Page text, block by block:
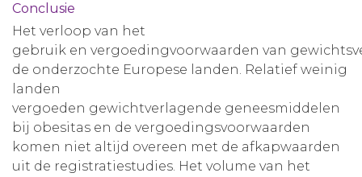
Conclusie
Het verloop van het
gebruik en vergoedingvoorwaarden van
de onderzochte Europese landen. Relatief weinig
landen
vergoeden gewichtverlagende geneesmiddelen
bij obesitas en de vergoedingsvoorwaarden
komen niet altijd overeen met de afkapwaarden
uit de registratiestudies. Het volume van het